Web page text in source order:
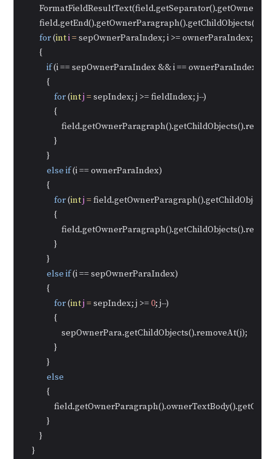
for (inti= sepOwnerParaIndex; i >= ownerParaIndex; i--)
        {
if (i == sepOwnerParaIndex && i == ownerParaIndex)
            {
for (intj = sepIndex; j >= fieldIndex; j--)
                {
                }
            }
else if (i == ownerParaIndex)
            {
for (intj =
                {
                }
            }
else if (i == sepOwnerParaIndex)
            {
for (intj = sepIndex; j >= 0; j--)
                {
                    sepOwnerPara.getChildObjects().removeAt(j);
                }
            }
else
            {
            }
        }
    }